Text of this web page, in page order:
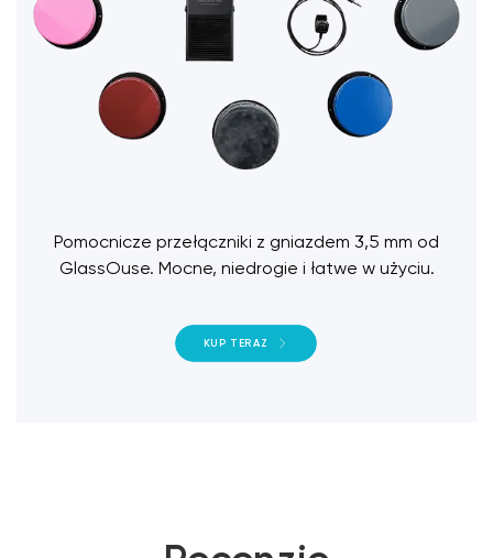
Pomocnicze przełączniki z gniazdem 3,5 mm od
GlassOuse. Mocne, niedrogie i łatwe w użyciu.
KUP TERAZ